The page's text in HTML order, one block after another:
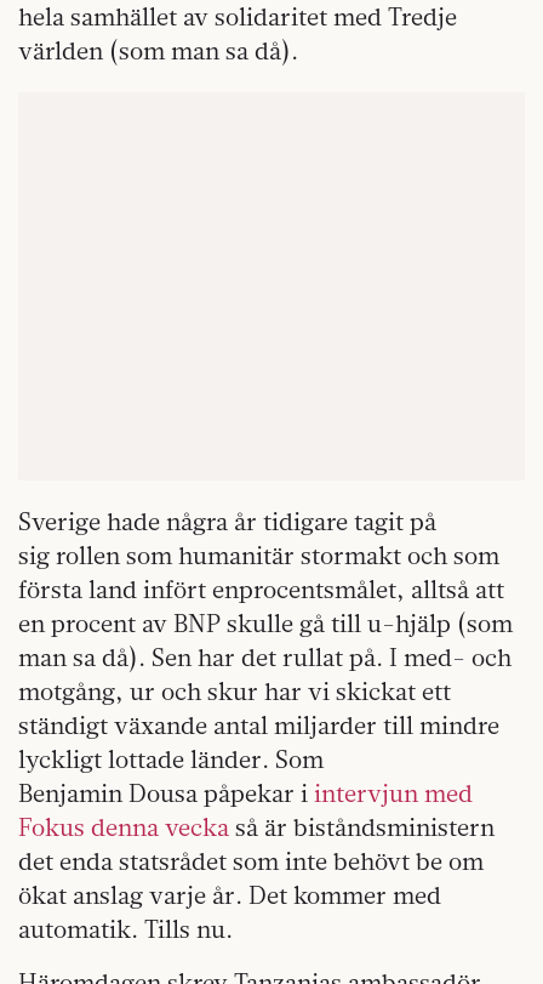
hela samhället av solidaritet med Tredje
världen (som man sa då).
Sverige hade några år tidigare tagit på
sig rollen som humanitär stormakt och som
första land infört enprocentsmålet, alltså att
en procent av BNP skulle gå till u-hjälp (som
man sa då). Sen har det rullat på. I med- och
motgång, ur och skur har vi skickat ett
ständigt växande antal miljarder till mindre
lyckligt lottade länder. Som
Benjamin Dousa påpekar i intervjun med
Fokus denna vecka så är biståndsministern
det enda statsrådet som inte behövt be om
ökat anslag varje år. Det kommer med
automatik. Tills nu.